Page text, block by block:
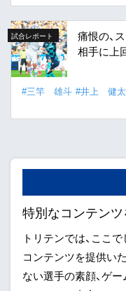
試合レポート
痛恨の、
相手に上
#三竿 雄斗 #井上 健太
特別なコンテン
トリテンでは、ここ
コンテンツを提供い
ない選手の素顔、ゲ